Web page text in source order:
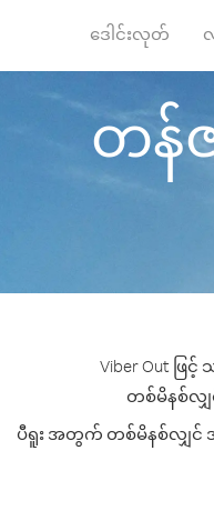
ဒေါင်းလုတ်
တန်ဇ
Viber Out ဖ
တစ်မိနစ်လျှ
ပီရူး အတွက် တစ်မိနစ်လျှင်